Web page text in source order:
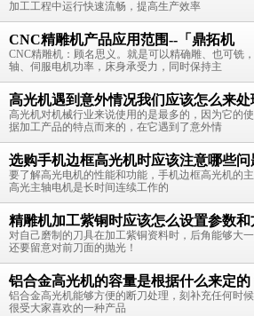
加工工程中运行快速流畅，提高生产效率
CNC精雕机产品应用范围--「鼎拓机
CNC精雕机：顾名思义。就是可以精确雕、也可铣
轴、伺服电机功率，床身承受力，同时保持主
高光机遇到意外情况我们应该怎么来处
高光机对机械行业来说使用的是最多的，因为它的
据加工产品的特点而来的，在它遇到了意外情
选购手机边框高光机时应该注意哪些问
要了解高光电机的性能和功能，手机边框高光机的
高光主轴电机是长时间连续工作的
精雕机加工紫铜时应该怎么设置参数和
对自己磨制的刀具在加工紫铜资料时，后角能够大
还要留意对前刀面的抛光！
铝合金高光机的容量是根据什么来定的
铝合金高光机能够方便的断刀处理，刻补充任何时
很受大家喜欢的一种产品